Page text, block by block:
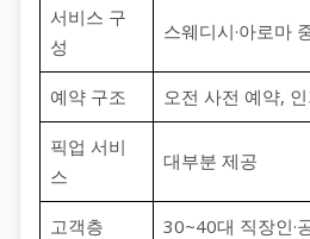
서비스 구
성
스웨디시·아로마
예약 구조 오전 사전 예약,
픽업 서비
스
대부분 제공
고객층 30~40대 직장인·